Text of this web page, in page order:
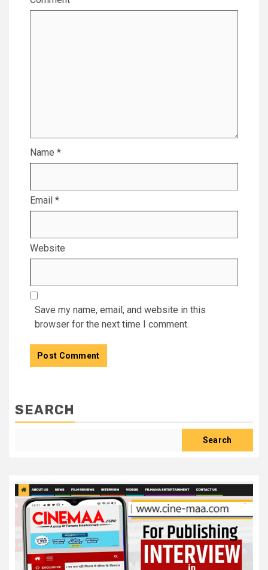
Name *
Email *
Website
Save my name, email, and website in this
browser for the next time I comment.
SEARCH
Search